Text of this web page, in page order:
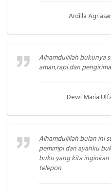
Ardilla
Alhamdulillah bukunya
aman,rapi dan
Dewi Maria
Alhamdulillah bulan ini
pemimpi dan ayahku
buku yang kita
telepon